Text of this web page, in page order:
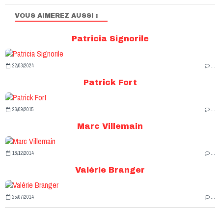
VOUS AIMEREZ AUSSI :
Patricia Signorile
22/03/2024
Patrick Fort
26/09/2015
Marc Villemain
18/12/2014
Valérie Branger
25/07/2014